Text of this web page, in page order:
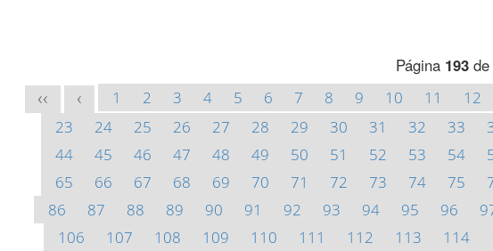
Página 193de
<< < 1 2 3 4 5 6 7 8 9 10 11 12
23
24 25 26 27 28 29 30 31 32 33
44
45 46 47 48 49 50 51 52 53 54
65
66 67 68 69 70 71 72 73 74 75
86
87 88 89 90 91 92 93 94 95 96
106
107 108 109 110 111 112 113 114